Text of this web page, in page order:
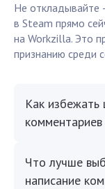
Не откладывайте
в Steam прямо
на Workzilla. Это
признанию среди
Как избежать
Что лучше
написание